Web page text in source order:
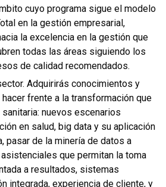
cuyo programa sigue el modelo
en la gestión empresarial,
la excelencia en la gestión que
todas las áreas siguiendo los
de calidad recomendados.
Adquirirás conocimientos y
frente a la transformación que
nuevos escenarios
en salud, big data y su aplicación
pasar de la minería de datos a
que permitan la toma
a resultados, sistemas
integrada, experiencia de cliente, y